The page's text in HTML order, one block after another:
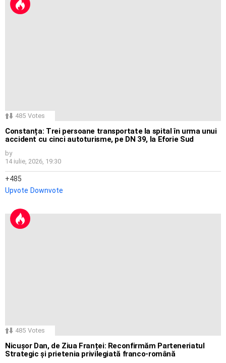
485 Votes
Constanța: Trei persoane transportate la spital în urma unui
accident cu cinci autoturisme, pe DN 39, la Eforie Sud
by
14 iulie, 2026, 19:30
485
Upvote Downvote
485 Votes
Nicușor Dan, de Ziua Franței: Reconfirmăm Parteneriatul
Strategic și prietenia privilegiată franco-română